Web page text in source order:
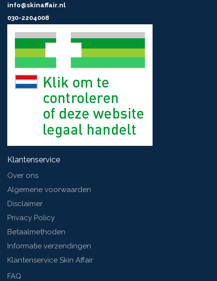
info@skinaffair.nl
030-2204008
Klantenservice
Over ons
Algemene voorwaarden
Disclaimer
Privacy Policy
Betaalmethoden
Informatie verzendingen
Klantenservice Skin Affair
FAQ